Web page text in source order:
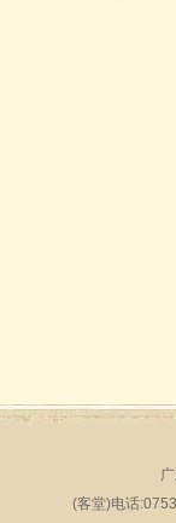
(客堂)电话